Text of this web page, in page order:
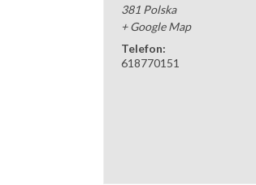
381 Polska
+ Google Map
Telefon:
618770151